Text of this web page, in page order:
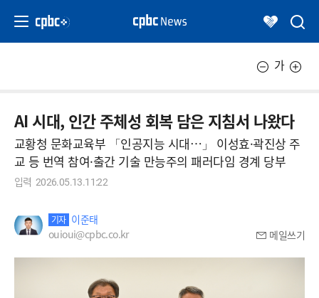
가
AI 시대, 인간 주체성 회복 담은 지침서 나왔다
교황청 문화교육부 「인공지능 시대…」 이성효·곽진상 주
교 등 번역 참여·출간 기술 만능주의 패러다임 경계 당부
입력 2026.05.13.11:22
기자 이준태
ouioui@cpbc.co.kr
메일쓰기